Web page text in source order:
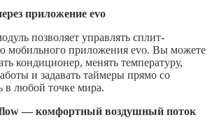
приложение evo
позволяет управлять сплит-
мобильного приложения evo. Вы можете
кондиционер, менять температуру,
и задавать таймеры прямо со
в любой точке мира.
— комфортный воздушный поток